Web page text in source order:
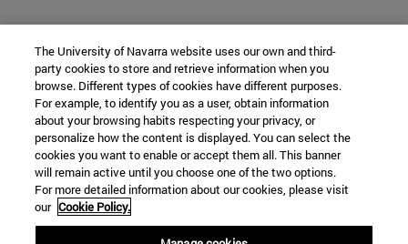
The University of Navarra website uses our own and third-
party cookies to store and retrieve information when you
browse. Different types of cookies have different purposes.
For example, to identify you as a user, obtain information
about your browsing habits respecting your privacy, or
personalize how the content is displayed. You can select the
cookies you want to enable or accept them all. This banner
will remain active until you choose one of the two options.
For more detailed information about our cookies, please visit
our Cookie Policy.